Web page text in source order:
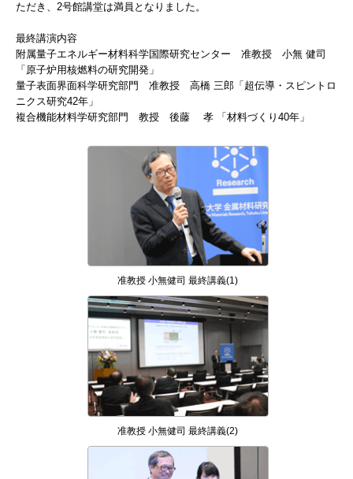
ただき、2号館講堂は満員となりました。
最終講演内容
附属量子エネルギー材料科学国際研究センター 准教授 小無 健司
「原子炉用核燃料の研究開発」
量子表面界面科学研究部門 准教授 高橋 三郎「超伝導・スピントロ
ニクス研究42年」
複合機能材料学研究部門 教授 後藤 孝 「材料づくり40年」
准教授 小無健司 最終講義(1)
准教授 小無健司 最終講義(2)